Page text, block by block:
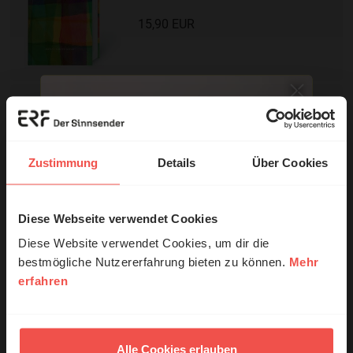
Zustimmung Details Über Cookies
Diese Webseite verwendet Cookies
Diese Website verwendet Cookies, um dir die
bestmögliche Nutzererfahrung bieten zu können. Mehr
erfahren
Alle Cookies erlauben
15,90 EUR
Neues Leben. Die
Sonderausgabe
Mit einer Bestellung in unserem Shop unterstützen Sie die Arbeit
des ERF.
© Ruth Schneider / ERF